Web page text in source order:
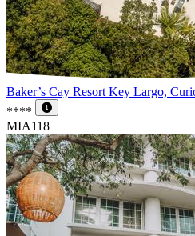
Baker’s Cay Resort Key Largo,
****
MIA118